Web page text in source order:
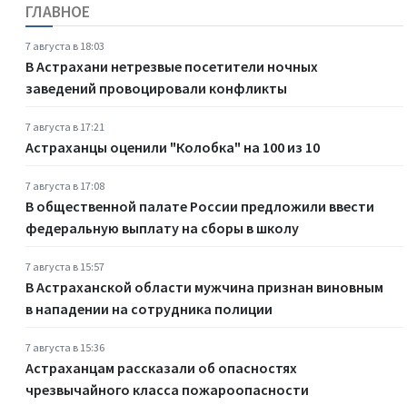
ГЛАВНОЕ
7 августа в 18:03
В Астрахани нетрезвые посетители ночных
заведений провоцировали конфликты
7 августа в 17:21
Астраханцы оценили "Колобка" на 100 из 10
7 августа в 17:08
В общественной палате России предложили ввести
федеральную выплату на сборы в школу
7 августа в 15:57
В Астраханской области мужчина признан виновным
в нападении на сотрудника полиции
7 августа в 15:36
Астраханцам рассказали об опасностях
чрезвычайного класса пожароопасности